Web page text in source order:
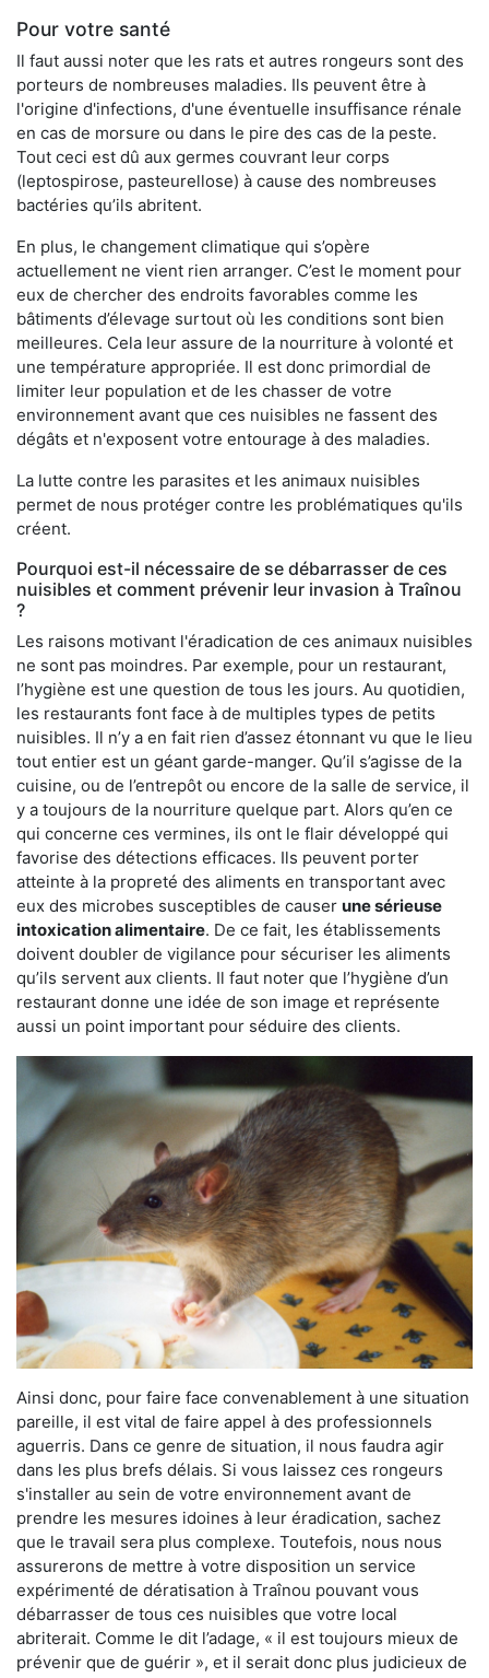
Pour votre santé
Il faut aussi noter que les rats et autres rongeurs sont des
porteurs de nombreuses maladies. Ils peuvent être à
l'origine d'infections, d'une éventuelle insuffisance rénale
en cas de morsure ou dans le pire des cas de la peste.
Tout ceci est dû aux germes couvrant leur corps
(leptospirose, pasteurellose) à cause des nombreuses
bactéries qu’ils abritent.
En plus, le changement climatique qui s’opère
actuellement ne vient rien arranger. C’est le moment pour
eux de chercher des endroits favorables comme les
bâtiments d’élevage surtout où les conditions sont bien
meilleures. Cela leur assure de la nourriture à volonté et
une température appropriée. Il est donc primordial de
limiter leur population et de les chasser de votre
environnement avant que ces nuisibles ne fassent des
dégâts et n'exposent votre entourage à des maladies.
La lutte contre les parasites et les animaux nuisibles
permet de nous protéger contre les problématiques qu'ils
créent.
Pourquoi est-il nécessaire de se débarrasser de ces
nuisibles et comment prévenir leur invasion à Traînou
?
Les raisons motivant l'éradication de ces animaux nuisibles
ne sont pas moindres. Par exemple, pour un restaurant,
l’hygiène est une question de tous les jours. Au quotidien,
les restaurants font face à de multiples types de petits
nuisibles. Il n’y a en fait rien d’assez étonnant vu que le lieu
tout entier est un géant garde-manger. Qu’il s’agisse de la
cuisine, ou de l’entrepôt ou encore de la salle de service, il
y a toujours de la nourriture quelque part. Alors qu’en ce
qui concerne ces vermines, ils ont le flair développé qui
favorise des détections efficaces. Ils peuvent porter
atteinte à la propreté des aliments en transportant avec
eux des microbes susceptibles de causer une sérieuse
intoxication alimentaire. De ce fait, les établissements
doivent doubler de vigilance pour sécuriser les aliments
qu’ils servent aux clients. Il faut noter que l’hygiène d’un
restaurant donne une idée de son image et représente
aussi un point important pour séduire des clients.
Ainsi donc, pour faire face convenablement à une situation
pareille, il est vital de faire appel à des professionnels
aguerris. Dans ce genre de situation, il nous faudra agir
dans les plus brefs délais. Si vous laissez ces rongeurs
s'installer au sein de votre environnement avant de
prendre les mesures idoines à leur éradication, sachez
que le travail sera plus complexe. Toutefois, nous nous
assurerons de mettre à votre disposition un service
expérimenté de dératisation à Traînou pouvant vous
débarrasser de tous ces nuisibles que votre local
abriterait. Comme le dit l’adage, « il est toujours mieux de
prévenir que de guérir », et il serait donc plus judicieux de